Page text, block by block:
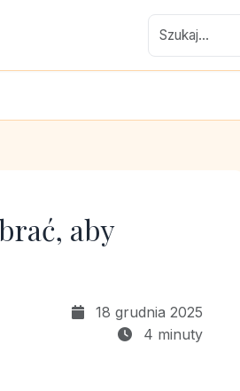
aby
18 grudnia 2025
4 minuty